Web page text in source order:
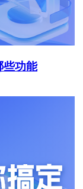
些功能